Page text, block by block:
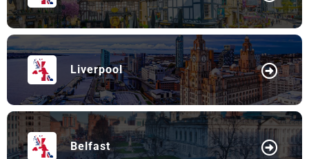
Liverpool
Belfast